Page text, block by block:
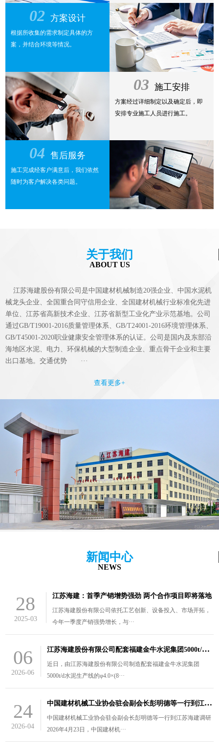
02 方案设计
根据所收集的需求制定具体的方
案，并结合环境等情况。
03 施工安排
方案经过详细制定以及确定后，即
安排专业施工人员进行施工。
04 售后服务
施工完成经客户满意后，我们依然
随时为客户解决各类问题。
关于我们
ABOUT US
江苏海建股份有限公司是中国建材机械制造20强企业、中国水泥机
械龙头企业、全国重合同守信用企业、全国建材机械行业标准化先进
单位、江苏省高新技术企业、江苏省新型工业化产业示范基地。公司
通过GB/T19001-2016质量管理体系、GB/T24001-2016环境管理体系、
GB/T45001-2020职业健康安全管理体系的认证。公司是国内及东部沿
海地区水泥、电力、环保机械的大型制造企业、重点骨干企业和主要
出口基地。交通优势 ···
查看更多+
新闻中心
NEWS
28
2025-03
江苏海建：首季产销增势强劲 两个合作项目即将落地
江苏海建股份有限公司依托工艺创新、设备投入、市场开拓，
今年一季度产销强势增长，与···
06
2026-06
江
苏海建股份有限公司配套福建金牛水泥集团5000t/d水泥生产线的￠4.0×（8.5+3）m风扫煤磨装车发货
近日，由江苏海建股份有限公司制造配套福建金牛水泥集团
5000t/d水泥生产线的φ4.0×(8···
24
2026-04
中
国建材机械工业协会驻会副会长彭明德等一行到江苏海建调研
中国建材机械工业协会驻会副会长彭明德等一行到江苏海建调研
2026年4月23日，中国建材机···